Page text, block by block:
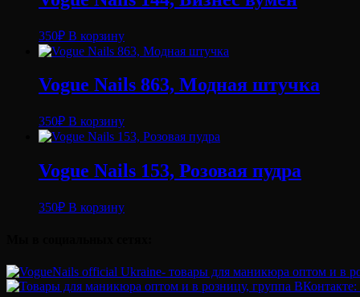
350₽ В корзину
Vogue Nails 863, Модная штучка
350₽ В корзину
Vogue Nails 153, Розовая пудра
350₽ В корзину